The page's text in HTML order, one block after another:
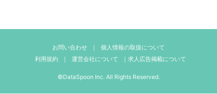
お問い合わせ ｜
個人情報の取扱について
利用規約
｜ 運営会社について ｜ 求人広告掲載について
©DataSpoon Inc. All Rights Reserved.